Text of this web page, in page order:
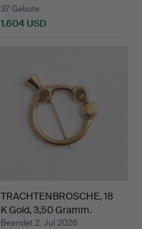
37 Gebote
1.604 USD
TRACHTENBROSCHE, 18
K Gold, 3,50 Gramm.
Beendet 2. Jul 2026